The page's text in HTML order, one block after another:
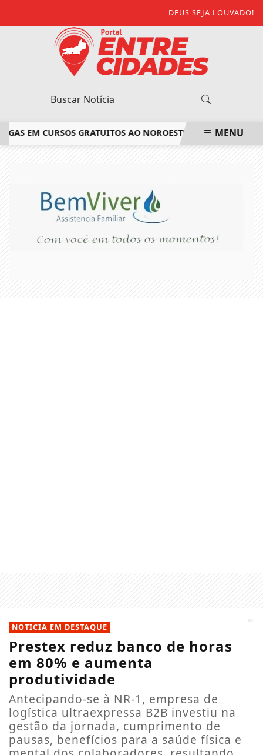
DEUS SEJA LOUVADO!
EM CURSOS GRATUITOS AO NOROESTE FLUMINENSEMENU
NOTICIA EM DESTAQUE
Prestex reduz banco de horas
em 80% e aumenta
produtividade
Antecipando-se à NR-1, empresa de
logística ultraexpressa B2B investiu na
gestão da jornada, cumprimento de
pausas, benefícios para a saúde física e